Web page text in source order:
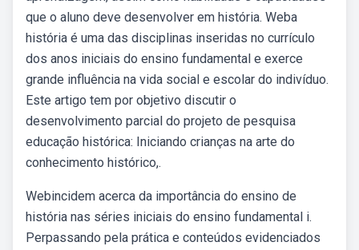
que o aluno deve desenvolver em história. Weba
história é uma das disciplinas inseridas no currículo
dos anos iniciais do ensino fundamental e exerce
grande influência na vida social e escolar do indivíduo.
Este artigo tem por objetivo discutir o
desenvolvimento parcial do projeto de pesquisa
educação histórica: Iniciando crianças na arte do
conhecimento histórico,.
Webincidem acerca da importância do ensino de
história nas séries iniciais do ensino fundamental i.
Perpassando pela prática e conteúdos evidenciados